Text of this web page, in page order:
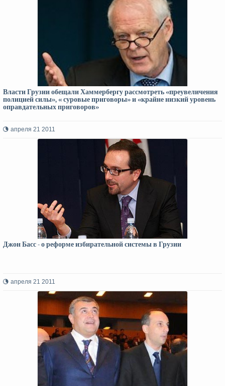
Власти Грузии обещали Хаммербергу рассмотреть «преувеличения
полицией силы», « суровые приговоры» и «крайне низкий уровень
оправдательных приговоров»
апреля 21 2011
Джон Басс - о реформе избирательной системы в Грузии
апреля 21 2011